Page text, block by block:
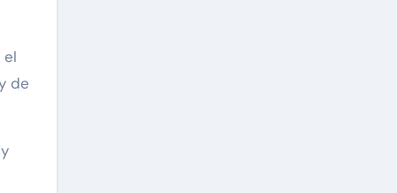
el
de